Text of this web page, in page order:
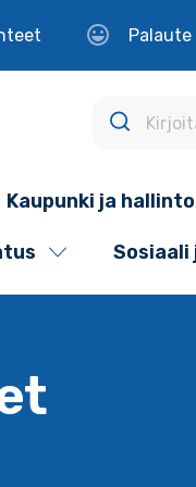
Palaute
Kaupunki ja hallinto